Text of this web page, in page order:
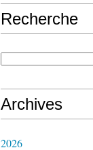
Recherche
Archives
2026